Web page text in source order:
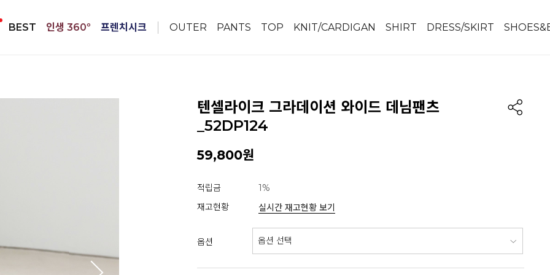
BEST 인생 360º 프렌치시크 OUTER PANTS TOP KNIT/CARDIGAN SHIRT DRESS/SKIRT
텐셀라이크 그라데이션 와이드 데님팬츠
_52DP124
59,800원
적립금
1%
재고현황
실시간 재고현황 보기
옵션